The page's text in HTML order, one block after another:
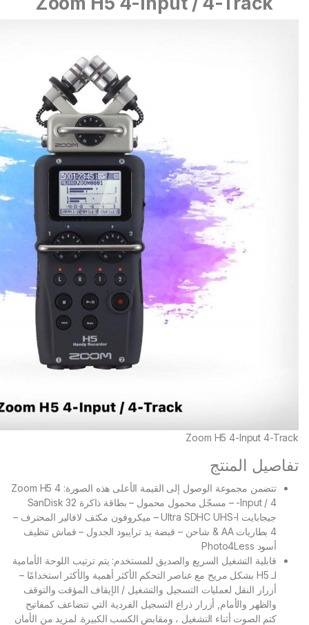
Zoom H5 4-Input 4-Track
تفاصيل المنتج
تتضمن مجموعة الوصول إلى القيمة الأعلى هذه الصورة: Zoom H5 4
-Input / 4 – مسجّل محمول محمول – بطاقة ذاكرة SanDisk 32
جيجابايت Ultra SDHC UHS-I – ميكروفون مكثف لافالير المحترف –
4 بطاريات AA & شاحن – قبضة يد ترايبود الجدول – قماش تنظيف
أسود Photo4Less
قابلية التشغيل السريع والصديق للمستخدم: يتم ترتيب اللوحة الأمامية
لـ H5 بشكل مريح مع عناصر التحكم الأكثر أهمية والأكثر استخدامًا –
أزرار النقل لعمليات التسجيل والتشغيل / الإيقاف المؤقت والتوقف
والظهر والأمام, أزرار ذراع التسجيل الفردية التي تتضاعف كمفاتيح
كتم الصوت أثناء التشغيل ، ومقابض الكسب الكبيرة. لمزيد من الأمان